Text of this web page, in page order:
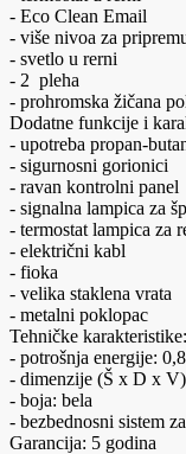
- Eco Clean Email
- više nivoa za
- svetlo u rerni
- 2 pleha
- prohromska žičana
Dodatne funkcije i
- upotreba propan-
- sigurnosni gorionici
- ravan kontrolni panel
- signalna lampica za
- termostat lampica za
- električni kabl
- fioka
- velika staklena vrata
- metalni poklopac
Tehničke karakteristike:
- potrošnja energije:
- dimenzije (Š x D x
- boja: bela
- bezbednosni sistem
Garancija: 5 godina